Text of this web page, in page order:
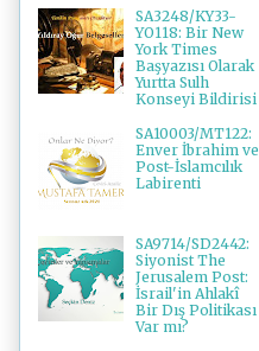
SA3248/KY33-
YO118: Bir New
York Times
Başyazısı Olarak
Yurtta Sulh
Konseyi Bildirisi
SA10003/MT122:
Enver İbrahim ve
Post-İslamcılık
Labirenti
SA9714/SD2442:
Siyonist The
Jerusalem Post:
İsrail'in Ahlakî
Bir Dış Politikası
Var mı?